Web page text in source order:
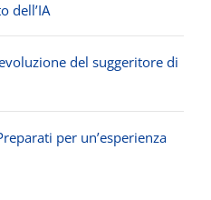
dell’IA
del suggeritore di
per un’esperienza